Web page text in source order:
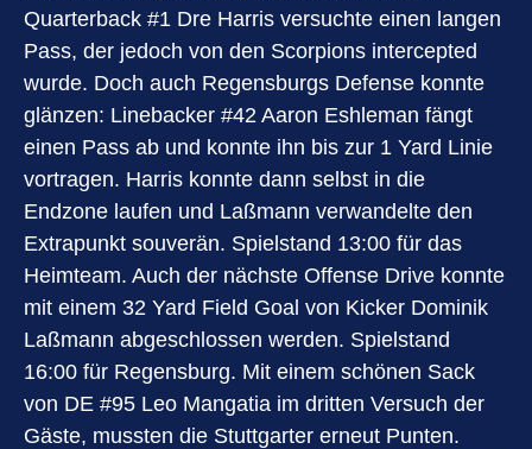
Quarterback #1 Dre Harris versuchte einen langen
Pass, der jedoch von den Scorpions intercepted
wurde. Doch auch Regensburgs Defense konnte
glänzen: Linebacker #42 Aaron Eshleman fängt
einen Pass ab und konnte ihn bis zur 1 Yard Linie
vortragen. Harris konnte dann selbst in die
Endzone laufen und Laßmann verwandelte den
Extrapunkt souverän. Spielstand 13:00 für das
Heimteam. Auch der nächste Offense Drive konnte
mit einem 32 Yard Field Goal von Kicker Dominik
Laßmann abgeschlossen werden. Spielstand
16:00 für Regensburg. Mit einem schönen Sack
von DE #95 Leo Mangatia im dritten Versuch der
Gäste, mussten die Stuttgarter erneut Punten.